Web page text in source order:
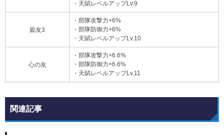
・天賦レベルアップLv.9
親友3
・部隊攻撃力+6%
・部隊防御力+6%
・天賦レベルアップLv.10
心の友
・部隊攻撃力+6.6%
・部隊防御力+6.6%
・天賦レベルアップLv.11
関連記事